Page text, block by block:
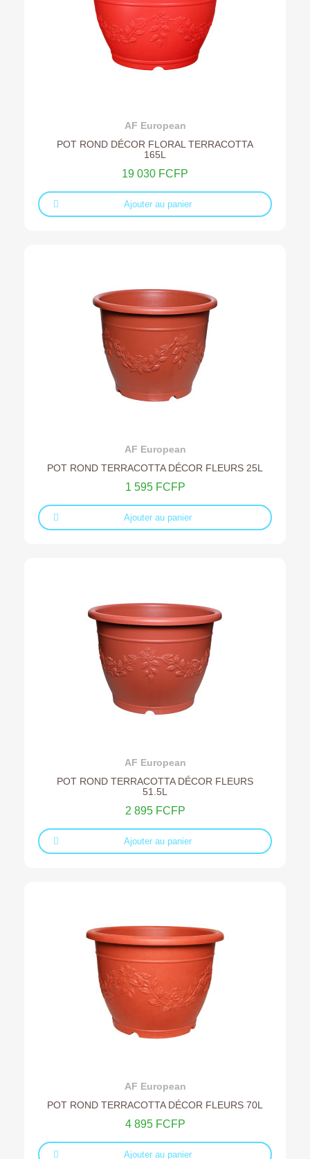
Ajouter au devis
AF European
POT ROND DÉCOR FLORAL TERRACOTTA
165L
19 030 FCFP
Ajouter au panier
Ajouter au devis
AF European
POT ROND TERRACOTTA DÉCOR FLEURS 25L
1 595 FCFP
Ajouter au panier
Ajouter au devis
AF European
POT ROND TERRACOTTA DÉCOR FLEURS
51.5L
2 895 FCFP
Ajouter au panier
Ajouter au devis
AF European
POT ROND TERRACOTTA DÉCOR FLEURS 70L
4 895 FCFP
Ajouter au panier